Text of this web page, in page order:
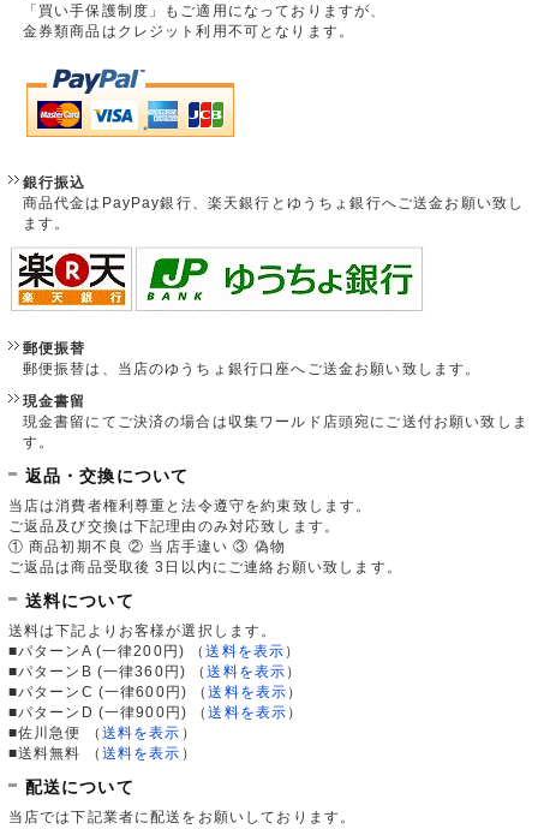
「買い手保護制度」もご適用になっておりますが、
金券類商品はクレジット利用不可となります。
銀行振込
商品代金はPayPay銀行、楽天銀行とゆうちょ銀行へご送金お願い致し
ます。
郵便振替
郵便振替は、当店のゆうちょ銀行口座へご送金お願い致します。
現金書留
現金書留にてご決済の場合は収集ワールド店頭宛にご送付お願い致しま
す。
返品・交換について
当店は消費者権利尊重と法令遵守を約束致します。
ご返品及び交換は下記理由のみ対応致します。
① 商品初期不良 ② 当店手違い ③ 偽物
ご返品は商品受取後 3日以内にご連絡お願い致します。
送料について
送料は下記よりお客様が選択します。
■パターンA (一律200円)
（送料を表示 ）
■パターンB (一律360円)
（送料を表示 ）
■パターンC (一律600円)
（送料を表示 ）
■パターンD (一律900円)
（送料を表示 ）
■佐川急便
（ 送料を表示 ）
■送料無料
（ 送料を表示 ）
配送について
当店では下記業者に配送をお願いしております。